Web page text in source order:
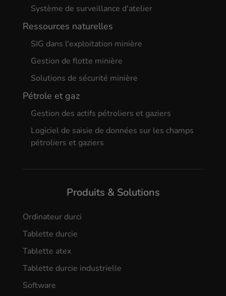
Système de surveillance d'atelier
Ressources naturelles
SIG dans l'exploitation minière
Gestion de flotte minière
Solutions de sécurité minière
Pétrole et gaz
Gestion des actifs pétroliers et gaziers
Logiciel de saisie de données sur les champs
pétroliers et gaziers
Produits & Solutions
Ordinateur durci
Tablette durcie
Tablette atex
Tablette durcie industrielle
Software